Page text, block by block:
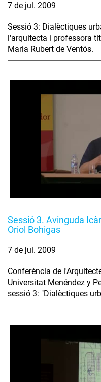
7 de jul. 2009
Sessió 3: Dialèctiques
l'arquitecta i professora
Maria Rubert de Ventós.
Sessió 3. Avinguda
Oriol Bohigas
7 de jul. 2009
Conferència de
Universitat Menéndez y
sessió 3: "Dialèctiques